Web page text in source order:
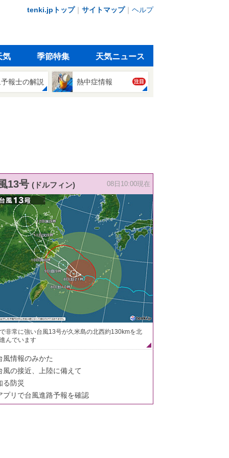
tenki.jpトップ｜ サイトマップ｜ ヘルプ
気 季節特集 天気ニュース
報士の解説 熱中症情報 注目
13号 (ドルフィン) 08日10:00現在
非常に強い台風13号が久米島の北西約130kmを北
んでいます
風情報のみかた
風の接近、上陸に備えて
る防災
プリで台風進路予報を確認